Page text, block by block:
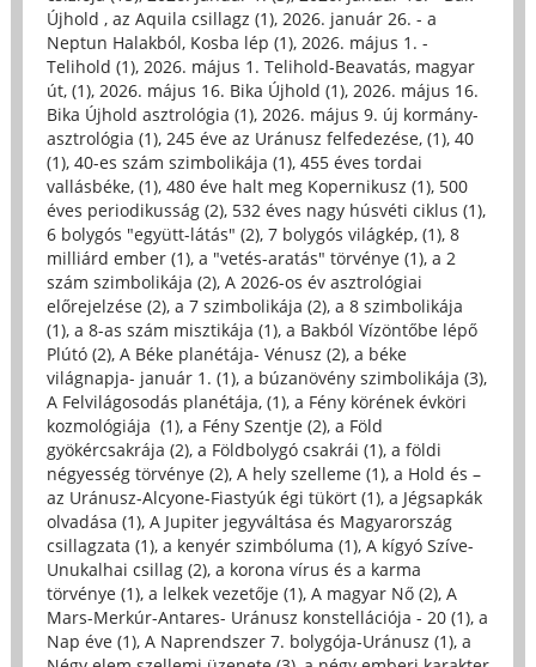
Újhold , az Aquila csillagz (1), 2026. január 26. - a
Neptun Halakból, Kosba lép (1), 2026. május 1. -
Telihold (1), 2026. május 1. Telihold-Beavatás, magyar
út, (1), 2026. május 16. Bika Újhold (1), 2026. május 16.
Bika Újhold asztrológia (1), 2026. május 9. új kormány-
asztrológia (1), 245 éve az Uránusz felfedezése, (1), 40
(1), 40-es szám szimbolikája (1), 455 éves tordai
vallásbéke, (1), 480 éve halt meg Kopernikusz (1), 500
éves periodikusság (2), 532 éves nagy húsvéti ciklus (1),
6 bolygós "együtt-látás" (2), 7 bolygós világkép, (1), 8
milliárd ember (1), a "vetés-aratás" törvénye (1), a 2
szám szimbolikája (2), A 2026-os év asztrológiai
előrejelzése (2), a 7 szimbolikája (2), a 8 szimbolikája
(1), a 8-as szám misztikája (1), a Bakból Vízöntőbe lépő
Plútó (2), A Béke planétája- Vénusz (2), a béke
világnapja- január 1. (1), a búzanövény szimbolikája (3),
A Felvilágosodás planétája, (1), a Fény körének évköri
kozmológiája (1), a Fény Szentje (2), a Föld
gyökércsakrája (2), a Földbolygó csakrái (1), a földi
négyesség törvénye (2), A hely szelleme (1), a Hold és –
az Uránusz-Alcyone-Fiastyúk égi tükört (1), a Jégsapkák
olvadása (1), A Jupiter jegyváltása és Magyarország
csillagzata (1), a kenyér szimbóluma (1), A kígyó Szíve-
Unukalhai csillag (2), a korona vírus és a karma
törvénye (1), a lelkek vezetője (1), A magyar Nő (2), A
Mars-Merkúr-Antares- Uránusz konstellációja - 20 (1), a
Nap éve (1), A Naprendszer 7. bolygója-Uránusz (1), a